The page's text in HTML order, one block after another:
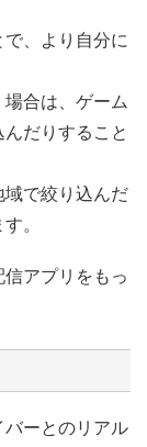
、より自分に
合は、ゲーム
だりすること
域で絞り込んだ
。
アプリをもっ
バーとのリアル